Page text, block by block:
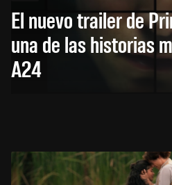
El nuevo trailer de
una de las historias
A24